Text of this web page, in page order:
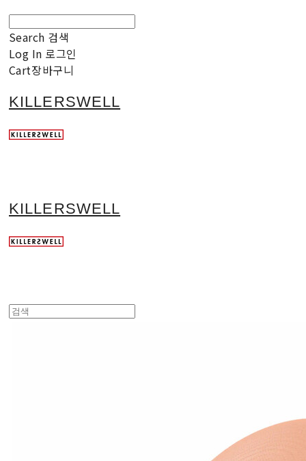
Search 검색
Log In 로그인
Cart장바구니
KILLERSWELL
KILLERSWELL